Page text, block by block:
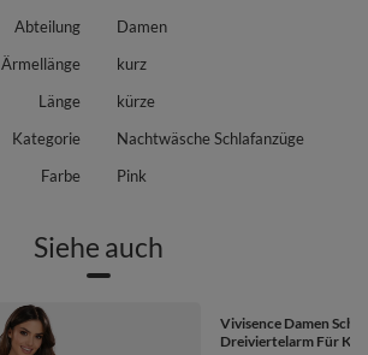
Abteilung
Damen
Ärmellänge
kurz
Länge
kürze
Kategorie
Nachtwäsche Schlafanzüge
Farbe
Pink
Siehe auch
Vivisence Damen
Dreiviertelarm Für